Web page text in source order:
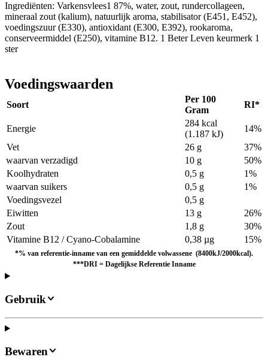
Ingrediënten: Varkensvlees1 87%, water, zout, rundercollageen,
mineraal zout (kalium), natuurlijk aroma, stabilisator (E451, E452),
voedingszuur (E330), antioxidant (E300, E392), rookaroma,
conserveermiddel (E250), vitamine B12. 1 Beter Leven keurmerk 1
ster
Voedingswaarden
Soort
Per 100
Gram
RI*
Energie
284 kcal
(1.187 kJ)
14%
Vet
26 g
37%
waarvan verzadigd
10 g
50%
Koolhydraten
0,5 g
1%
waarvan suikers
0,5 g
1%
Voedingsvezel
0,5 g
Eiwitten
13 g
26%
Zout
1,8 g
30%
Vitamine B12 / Cyano-Cobalamine
0,38 µg 15%
*% van referentie-inname van een gemiddelde volwassene (8400kJ/2000kcal).
***DRI = Dagelijkse Referentie Inname
Gebruik
Bewaren